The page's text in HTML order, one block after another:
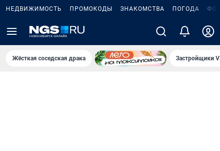
НЕДВИЖИМОСТЬ ПРОМОКОДЫ ЗНАКОМСТВА ПОГОДА
Жёсткая соседская драка Застройщики